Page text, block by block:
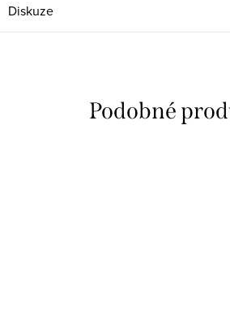
Diskuze